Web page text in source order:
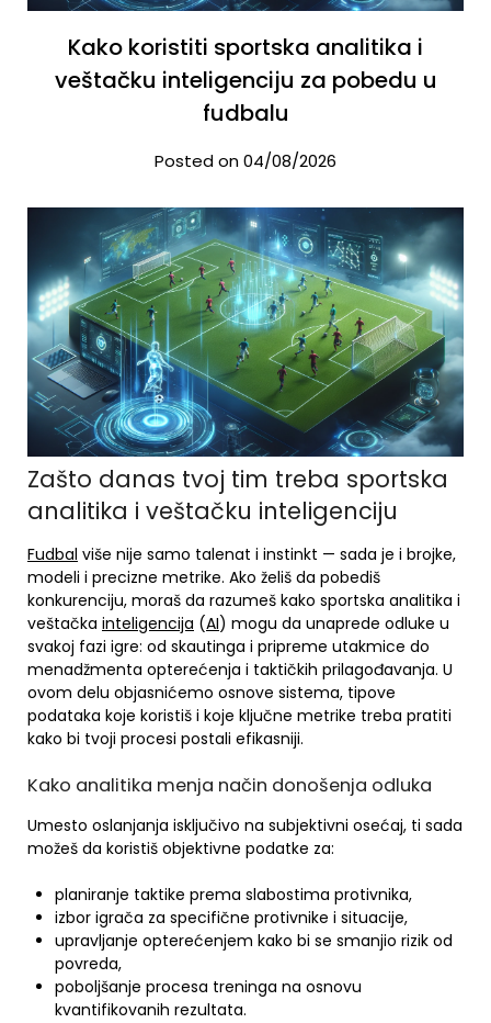
Kako koristiti sportska analitika i
veštačku inteligenciju za pobedu u
fudbalu
Posted on 04/08/2026
Zašto danas tvoj tim treba sportska
analitika i veštačku inteligenciju
Fudbal više nije samo talenat i instinkt — sada je i brojke,
modeli i precizne metrike. Ako želiš da pobediš
konkurenciju, moraš da razumeš kako sportska analitika i
veštačka inteligencija (AI) mogu da unaprede odluke u
svakoj fazi igre: od skautinga i pripreme utakmice do
menadžmenta opterećenja i taktičkih prilagođavanja. U
ovom delu objasnićemo osnove sistema, tipove
podataka koje koristiš i koje ključne metrike treba pratiti
kako bi tvoji procesi postali efikasniji.
Kako analitika menja način donošenja odluka
Umesto oslanjanja isključivo na subjektivni osećaj, ti sada
možeš da koristiš objektivne podatke za:
planiranje taktike prema slabostima protivnika,
izbor igrača za specifične protivnike i situacije,
upravljanje opterećenjem kako bi se smanjio rizik od
povreda,
poboljšanje procesa treninga na osnovu
kvantifikovanih rezultata.